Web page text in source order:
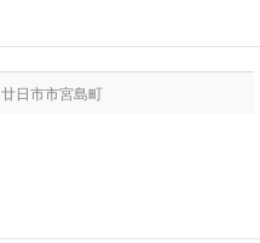
廿日市市宮島町